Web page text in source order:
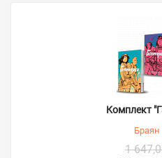
Комплект
Браян
1